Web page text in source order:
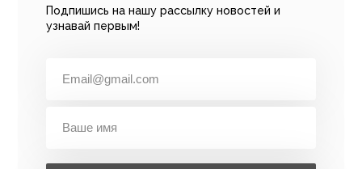
Подпишись на нашу рассылку новостей и
узнавай первым!